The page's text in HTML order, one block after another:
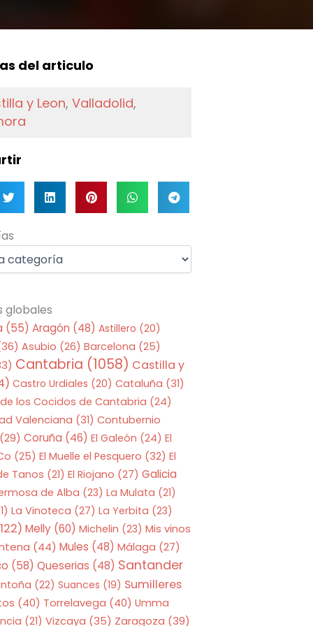
del articulo
y Leon,Valladolid,
globales
(55) Aragón (48) Astillero (20)
Asubio (26) Barcelona (25)
Cantabria (1058) Castilla y
Castro Urdiales (20) Cataluña (31)
los Cocidos de Cantabria (24)
Valenciana (31) Contubernio
Coruña (46) El Galeón (24) El
(25) El Muelle el Pesquero (32) El
Tanos (21) El Riojano (27) Galicia
de Alba (23) La Mulata (21)
La Vinoteca (27) La Yerbita (23)
Melly (60) Michelin (23) Mis vinos
(44) Mules (48) Málaga (27)
(58) Queserias (48) Santander
(22) Suances (19) Sumilleres
(40) Torrelavega (40) Umma
(21) Vizcaya (35) Zaragoza (39)